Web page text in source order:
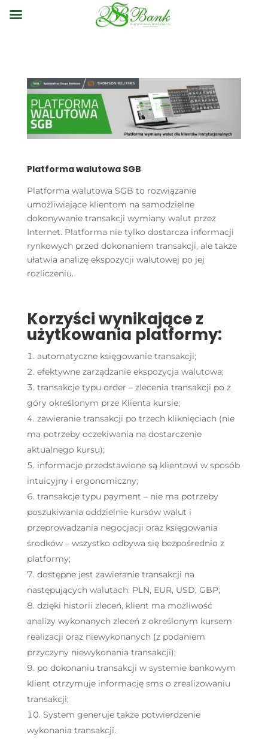
Platforma walutowa SGB
Platforma walutowa SGB to rozwiązanie
umożliwiające klientom na samodzielne
dokonywanie transakcji wymiany walut przez
Internet. Platforma nie tylko dostarcza informacji
rynkowych przed dokonaniem transakcji, ale także
ułatwia analizę ekspozycji walutowej po jej
rozliczeniu.
Korzyści wynikające z
użytkowania platformy:
automatyczne księgowanie transakcji;
efektywne zarządzanie ekspozycja walutowa;
transakcje typu order – zlecenia transakcji po z
góry określonym prze Klienta kursie;
zawieranie transakcji po trzech kliknięciach (nie
ma potrzeby oczekiwania na dostarczenie
aktualnego kursu);
informacje przedstawione są klientowi w sposób
intuicyjny i ergonomiczny;
transakcje typu payment – nie ma potrzeby
poszukiwania oddzielnie kursów walut i
przeprowadzania negocjacji oraz księgowania
środków – wszystko odbywa się bezpośrednio z
platformy;
dostępne jest zawieranie transakcji na
następujących walutach: PLN, EUR, USD, GBP;
dzięki historii zleceń, klient ma możliwość
analizy wykonanych zleceń z określonym kursem
realizacji oraz niewykonanych (z podaniem
przyczyny niewykonania transakcji);
po dokonaniu transakcji w systemie bankowym
klient otrzymuje informację sms o zrealizowaniu
transakcji;
System generuje także potwierdzenie
wykonania transakcji.